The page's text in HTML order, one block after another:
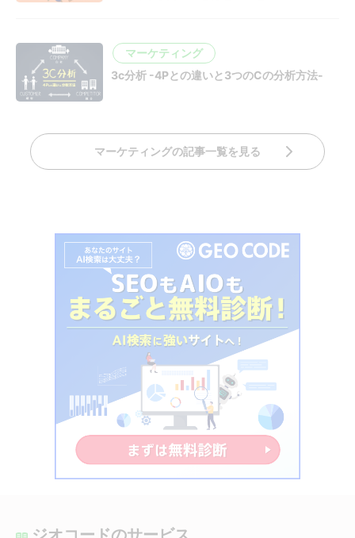
マーケティング
3c分析 -4Pとの違いと3つのCの分析方法-
マーケティングの記事一覧を見る